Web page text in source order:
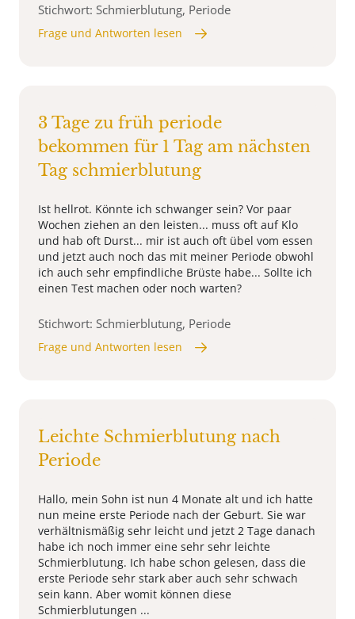
Stichwort: Schmierblutung, Periode
Frage und Antworten lesen
3 Tage zu früh periode
bekommen für 1 Tag am nächsten
Tag schmierblutung
Ist hellrot. Könnte ich schwanger sein? Vor paar
Wochen ziehen an den leisten... muss oft auf Klo
und hab oft Durst... mir ist auch oft übel vom essen
und jetzt auch noch das mit meiner Periode obwohl
ich auch sehr empfindliche Brüste habe... Sollte ich
einen Test machen oder noch warten?
Stichwort: Schmierblutung, Periode
Frage und Antworten lesen
Leichte Schmierblutung nach
Periode
Hallo, mein Sohn ist nun 4 Monate alt und ich hatte
nun meine erste Periode nach der Geburt. Sie war
verhältnismäßig sehr leicht und jetzt 2 Tage danach
habe ich noch immer eine sehr sehr leichte
Schmierblutung. Ich habe schon gelesen, dass die
erste Periode sehr stark aber auch sehr schwach
sein kann. Aber womit können diese
Schmierblutungen ...